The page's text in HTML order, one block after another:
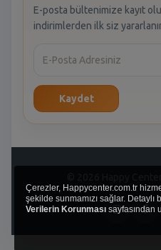
E-posta bültenimize kayıt
indirimlerden ilk siz
Kaydet
© 2026 Happy
Çerezler, Happycenter.com.tr
şekilde sunmamızı sağlar. Detaylı
Verilerin Korunması sayfasından